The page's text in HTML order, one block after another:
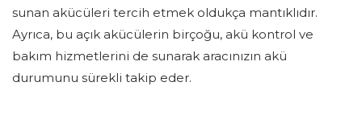
sunan akücüleri tercih etmek oldukça mantıklıdır.
Ayrıca, bu açık akücülerin birçoğu, akü kontrol ve
bakım hizmetlerini de sunarak aracınızın akü
durumunu sürekli takip eder.